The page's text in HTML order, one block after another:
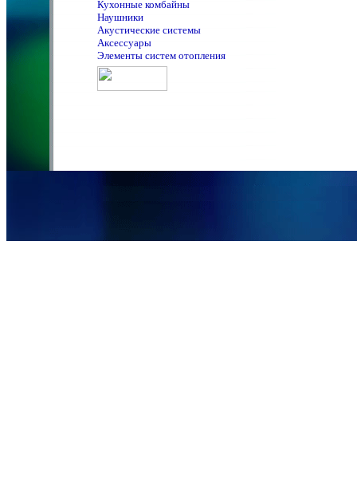
Кухонные комбайны
Наушники
Акустические системы
Аксессуары
Элементы систем отопления